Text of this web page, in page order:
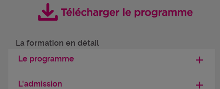
La formation en détail
Le programme
L'admission